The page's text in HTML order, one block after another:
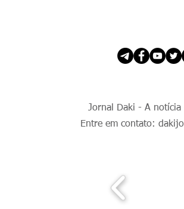
Jornal Daki - A notícia
Entre em contato: